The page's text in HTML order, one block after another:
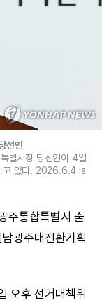
선인
별시장 당선인이 4일
고 있다. 2026.6.4 is
주통합특별시 출
광주대전환기획
오후 선거대책위